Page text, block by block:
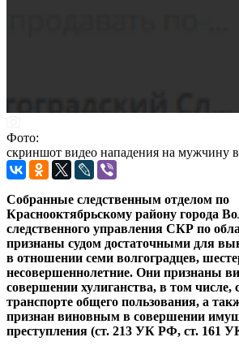
Фото:
скриншот видео нападения на мужчину в
Собранные следственным отделом по
Краснооктябрьскому району города
следственного управления СКР по
признаны судом достаточными для
в отношении семи волгоградцев,
несовершеннолетние. Они признаны
совершении хулиганства, в том числе,
транспорте общего пользования, а
признан виновным в совершении
преступления (ст. 213 УК РФ, ст. 161